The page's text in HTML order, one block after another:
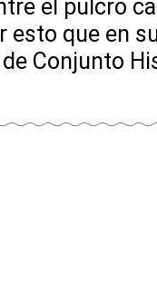
el pulcro
que en
Conjunto